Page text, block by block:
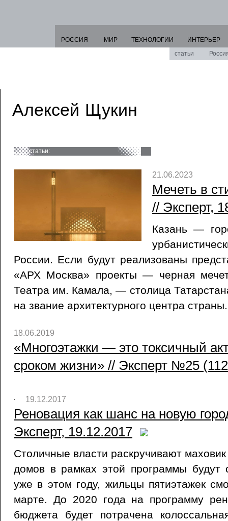
РОССИЯ МИР ТЕХНОЛОГИИ
ИНТЕРЬЕР
статьи
Алексей Щукин
статьи:
21.06.2023
Мечеть в
// Эксперт,
Казань —
России. Если будут реализованы
«АРХ Москва» проекты — черная
Театра им. Камала, — столица
на звание архитектурного центра страны.
18.06.2019
«Многоэтажки — это токсичный
сроком жизни» // Эксперт №25
19.12.2017
Реновация как шанс на новую
Эксперт, 19.12.2017
Столичные власти раскручивают
домов в рамках этой программы будут
уже в этом году, жильцы пятиэтажек
марте. До 2020 года на программу
бюджета будет потрачена